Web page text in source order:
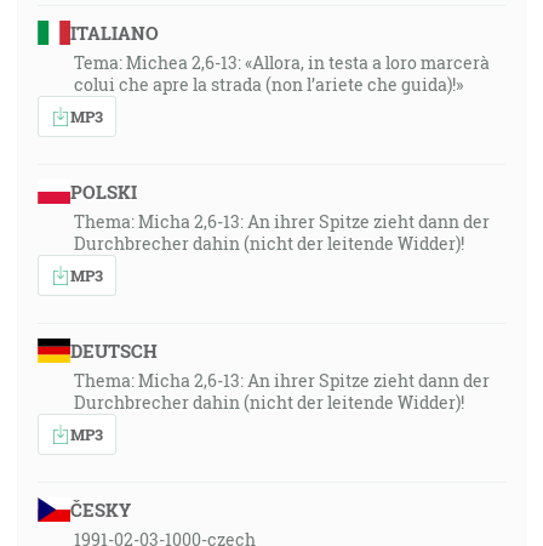
ITALIANO
Tema: Michea 2,6-13: «Allora, in testa a loro marcerà
colui che apre la strada (non l’ariete che guida)!»
MP3
POLSKI
Thema: Micha 2,6-13: An ihrer Spitze zieht dann der
Durchbrecher dahin (nicht der leitende Widder)!
MP3
DEUTSCH
Thema: Micha 2,6-13: An ihrer Spitze zieht dann der
Durchbrecher dahin (nicht der leitende Widder)!
MP3
ČESKY
1991-02-03-1000-czech